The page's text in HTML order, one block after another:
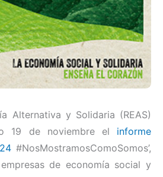
Alternativa y Solidaria (REAS)
19 de noviembre el informe
#NosMostramosComoSomos’,
de economía social y